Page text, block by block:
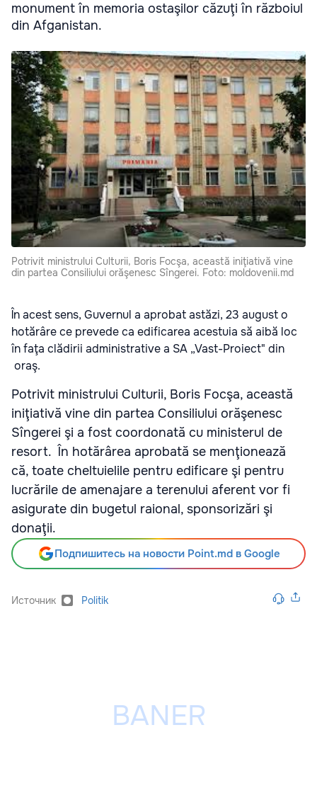
monument în memoria ostaşilor căzuţi în războiul
din Afganistan.
Potrivit ministrului Culturii, Boris Focşa, această iniţiativă vine
din partea Consiliului orăşenesc Sîngerei. Foto: moldovenii.md
În acest sens, Guvernul a aprobat astăzi, 23 august o
hotărâre ce prevede ca edificarea acestuia să aibă loc
în faţa clădirii administrative a SA „Vast-Proiect" din
oraş.
Potrivit ministrului Culturii, Boris Focşa, această
iniţiativă vine din partea Consiliului orăşenesc
Sîngerei şi a fost coordonată cu ministerul de
resort. În hotărârea aprobată se menţionează
că, toate cheltuielile pentru edificare şi pentru
lucrările de amenajare a terenului aferent vor fi
asigurate din bugetul raional, sponsorizări şi
donaţii.
Подпишитесь на новости Point.md в Google
Источник Politik